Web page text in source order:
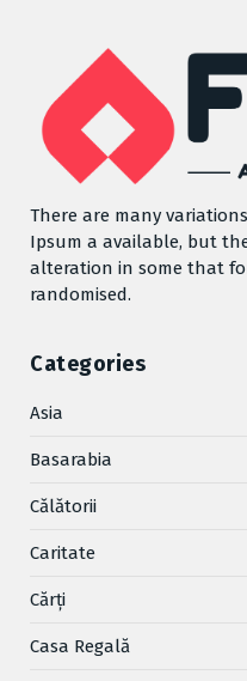
There are many
Ipsum a available, but
alteration in some that
randomised.
Categories
Asia
Basarabia
Cǎlǎtorii
Caritate
Cărţi
Casa Regală